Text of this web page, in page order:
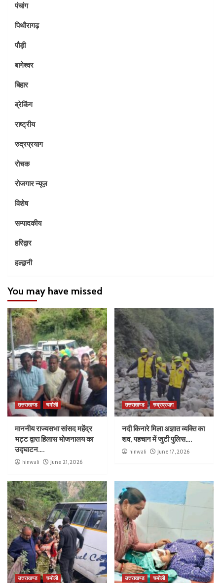
पंचांग
पिथौरागढ़
पौड़ी
बागेश्वर
बिहार
ब्रेकिंग
राष्ट्रीय
रुद्रप्रयाग
रोचक
रोजगार न्यूज़
विशेष
सम्पादकीय
हरिद्वार
हल्द्वानी
You may have missed
उत्तराखण्ड चमोली
माननीय राज्यसभा सांसद महेंद्र
भट्ट द्वारा हिलास भोजनालय का
उद्घाटन….
hinwali June 21, 2026
उत्तराखण्ड रुद्रप्रयाग
नदी किनारे मिला अज्ञात व्यक्ति का
शव, पहचान में जुटी पुलिस….
hinwali June 17, 2026
उत्तराखण्ड चमोली उत्तराखण्ड चमोली